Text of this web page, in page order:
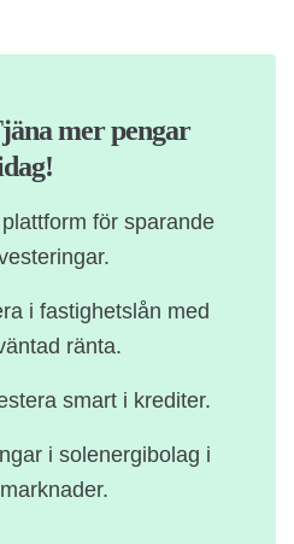
mer pengar
för sparande
i fastighetslån med
ränta.
smart i krediter.
i solenergibolag i